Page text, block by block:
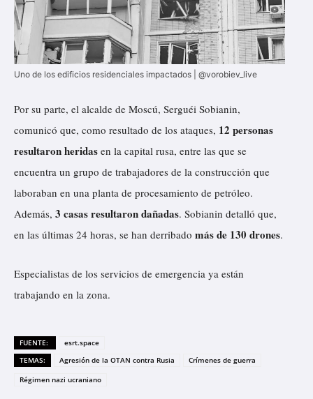
Uno de los edificios residenciales impactados | @vorobiev_live
Por su parte, el alcalde de Moscú, Serguéi Sobianin,
comunicó que, como resultado de los ataques, 12 personas
resultaron heridas en la capital rusa, entre las que se
encuentra un grupo de trabajadores de la construcción que
laboraban en una planta de procesamiento de petróleo.
Además, 3 casas resultaron dañadas. Sobianin detalló que,
en las últimas 24 horas, se han derribado más de 130 drones.
Especialistas de los servicios de emergencia ya están
trabajando en la zona.
FUENTE:
esrt.space
TEMAS:
Agresión de la OTAN contra Rusia
Crímenes de guerra
Régimen nazi ucraniano